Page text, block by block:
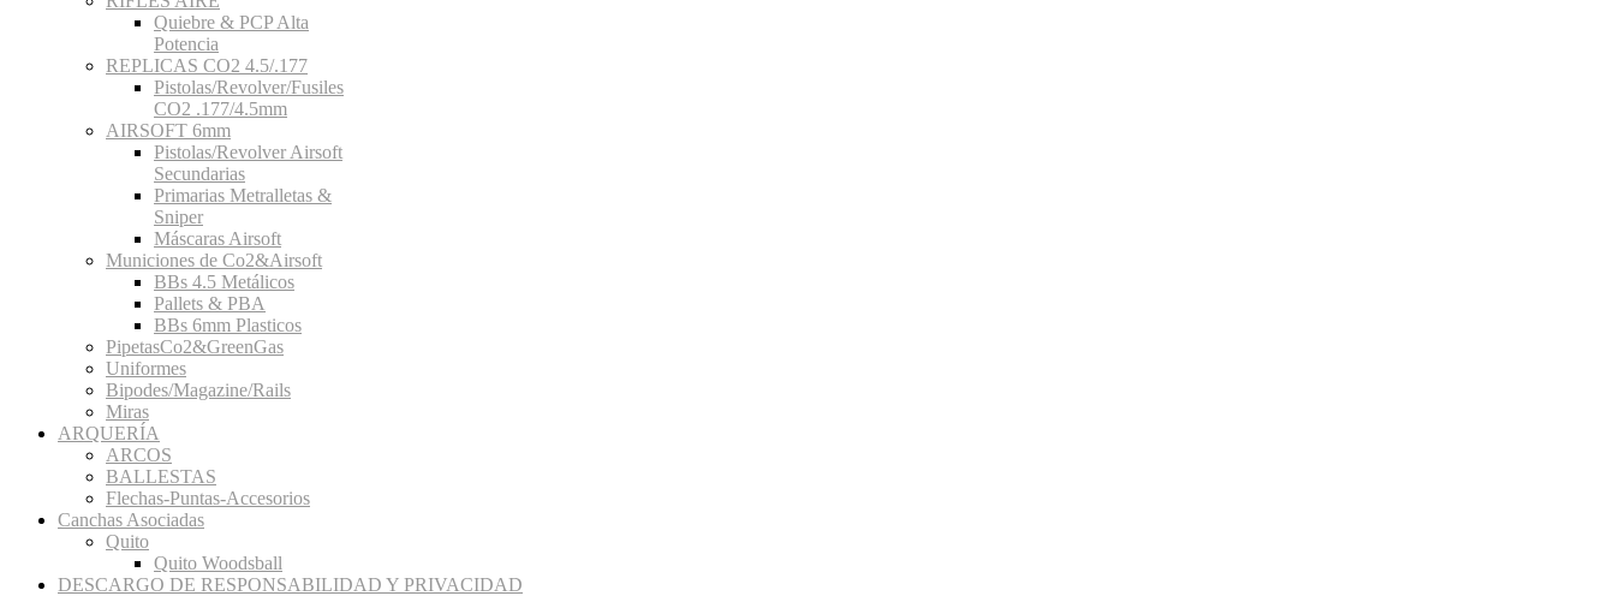
Quiebre & PCP Alta
Potencia
REPLICAS CO2 4.5/.177
Pistolas/Revolver/Fusiles
CO2 .177/4.5mm
AIRSOFT 6mm
Pistolas/Revolver Airsoft
Secundarias
Primarias Metralletas &
Sniper
Máscaras Airsoft
Municiones de Co2&Airsoft
BBs 4.5 Metálicos
Pallets & PBA
BBs 6mm Plasticos
PipetasCo2&GreenGas
Uniformes
Bipodes/Magazine/Rails
Miras
ARQUERÍA
ARCOS
BALLESTAS
Flechas-Puntas-Accesorios
Canchas Asociadas
Quito
Quito Woodsball
DESCARGO DE RESPONSABILIDAD Y PRIVACIDAD